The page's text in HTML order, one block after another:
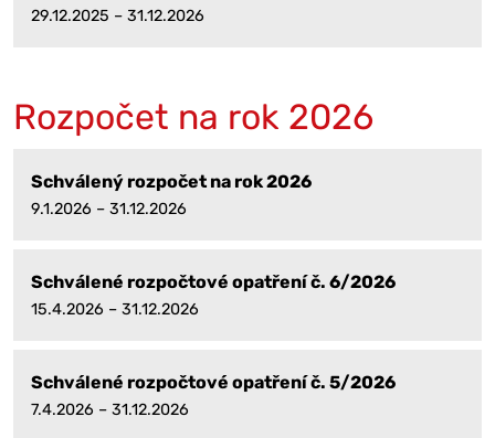
29.12.2025 – 31.12.2026
Rozpočet na rok 2026
Schválený rozpočet na rok 2026
9.1.2026 – 31.12.2026
Schválené rozpočtové opatření č. 6/2026
15.4.2026 – 31.12.2026
Schválené rozpočtové opatření č. 5/2026
7.4.2026 – 31.12.2026